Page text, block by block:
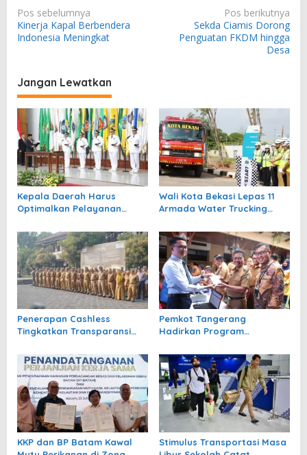
N
a
g
a
s
i
p
o
s
Pos sebelumnya
Kinerja Kapal Berbendera
Indonesia Meningkat
Pos berikutnya
Sekda Ciamis Dorong
Penguatan FKDM hingga
Desa
Jangan Lewatkan
Kepala Daerah Harus
Optimalkan Pelayanan
Wali Kota Bekasi Lepas 11
Armada Water Trucking
Kemarau
Penerapan Cashless
Tingkatkan Transparansi
Daerah Garut
Pemkot Tangerang
Hadirkan Program
Daerah
KKP dan BP Batam Kawal
Stimulus Transportasi Masa